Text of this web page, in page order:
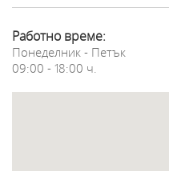
Работно време:
Понеделник - Петък
09:00 - 18:00 ч.